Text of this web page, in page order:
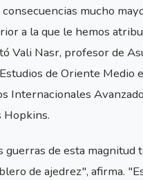
mucho
a la que le hemos
Vali Nasr, profesor de
de Oriente Medio
Internacionales
Hopkins.
guerras de esta magnitud
de ajedrez", afirma.